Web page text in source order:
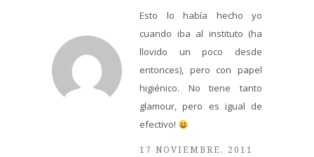
Esto lo había hecho yo
cuando iba al instituto (ha
llovido un poco desde
entonces), pero con papel
higiénico. No tiene tanto
glamour, pero es igual de
efectivo!
17 NOVIEMBRE, 2011